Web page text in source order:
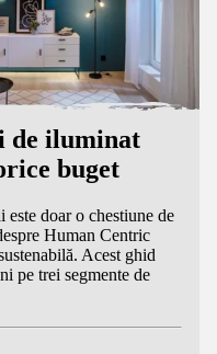
de iluminat
buget
doar o chestiune de
Human Centric
Acest ghid
pe trei segmente de